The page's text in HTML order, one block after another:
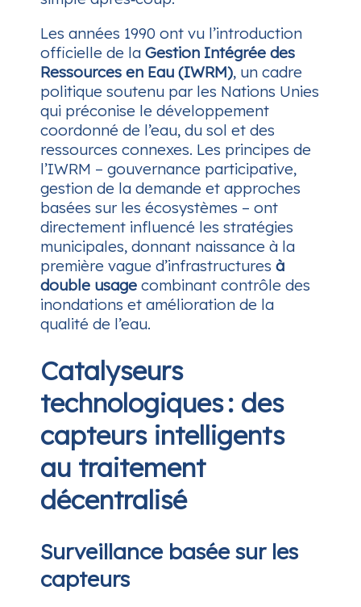
Les années 1990 ont vu l’introduction
officielle de la Gestion Intégrée des
Ressources en Eau (IWRM), un cadre
politique soutenu par les Nations Unies
qui préconise le développement
coordonné de l’eau, du sol et des
ressources connexes. Les principes de
l’IWRM – gouvernance participative,
gestion de la demande et approches
basées sur les écosystèmes – ont
directement influencé les stratégies
municipales, donnant naissance à la
première vague d’infrastructures à
double usage combinant contrôle des
inondations et amélioration de la
qualité de l’eau.
Catalyseurs
technologiques : des
capteurs intelligents
au traitement
décentralisé
Surveillance basée sur les
capteurs